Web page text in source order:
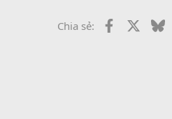
Chia sẻ: Facebook